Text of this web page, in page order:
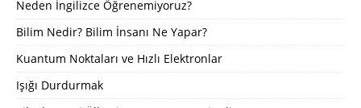
Neden İngilizce Öğrenemiyoruz?
Bilim Nedir? Bilim İnsanı Ne Yapar?
Kuantum Noktaları ve Hızlı Elektronlar
Işığı Durdurmak